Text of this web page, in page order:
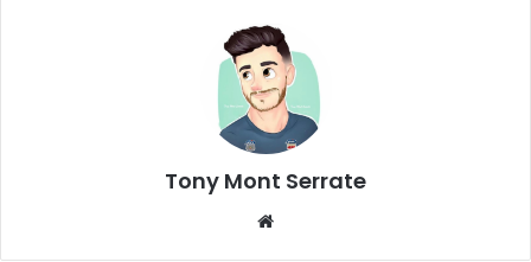
Tony Mont Serrate